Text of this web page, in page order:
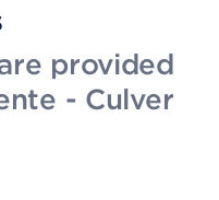
provided
- Culver